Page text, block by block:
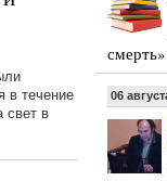
в течение
свет в
06